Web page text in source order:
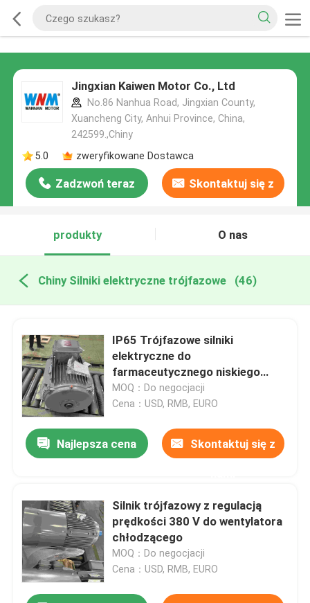
Jingxian Kaiwen Motor Co., Ltd
No.86 Nanhua Road, Jingxian County,
Xuancheng City, Anhui Province, China,
242599.,Chiny
5.0
zweryfikowane Dostawca
Zadzwoń teraz Skontaktuj się z
produkty
O nas
Chiny Silniki elektryczne trójfazowe (46)
IP65 Trójfazowe silniki
elektryczne do
farmaceutycznego niskiego
napięcia
MOQ：Do negocjacji
Cena：USD, RMB, EURO
Najlepsza cena Skontaktuj się z
Silnik trójfazowy z regulacją
prędkości 380 V do wentylatora
chłodzącego
MOQ：Do negocjacji
Cena：USD, RMB, EURO